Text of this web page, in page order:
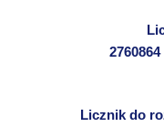
2760864
Licznik do